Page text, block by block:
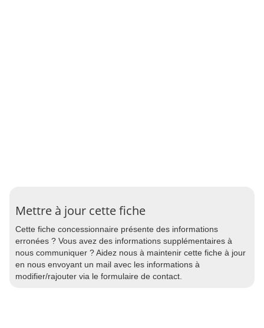
Mettre à jour cette fiche
Cette fiche concessionnaire présente des informations
erronées ? Vous avez des informations supplémentaires à
nous communiquer ? Aidez nous à maintenir cette fiche à jour
en nous envoyant un mail avec les informations à
modifier/rajouter via le formulaire de contact.